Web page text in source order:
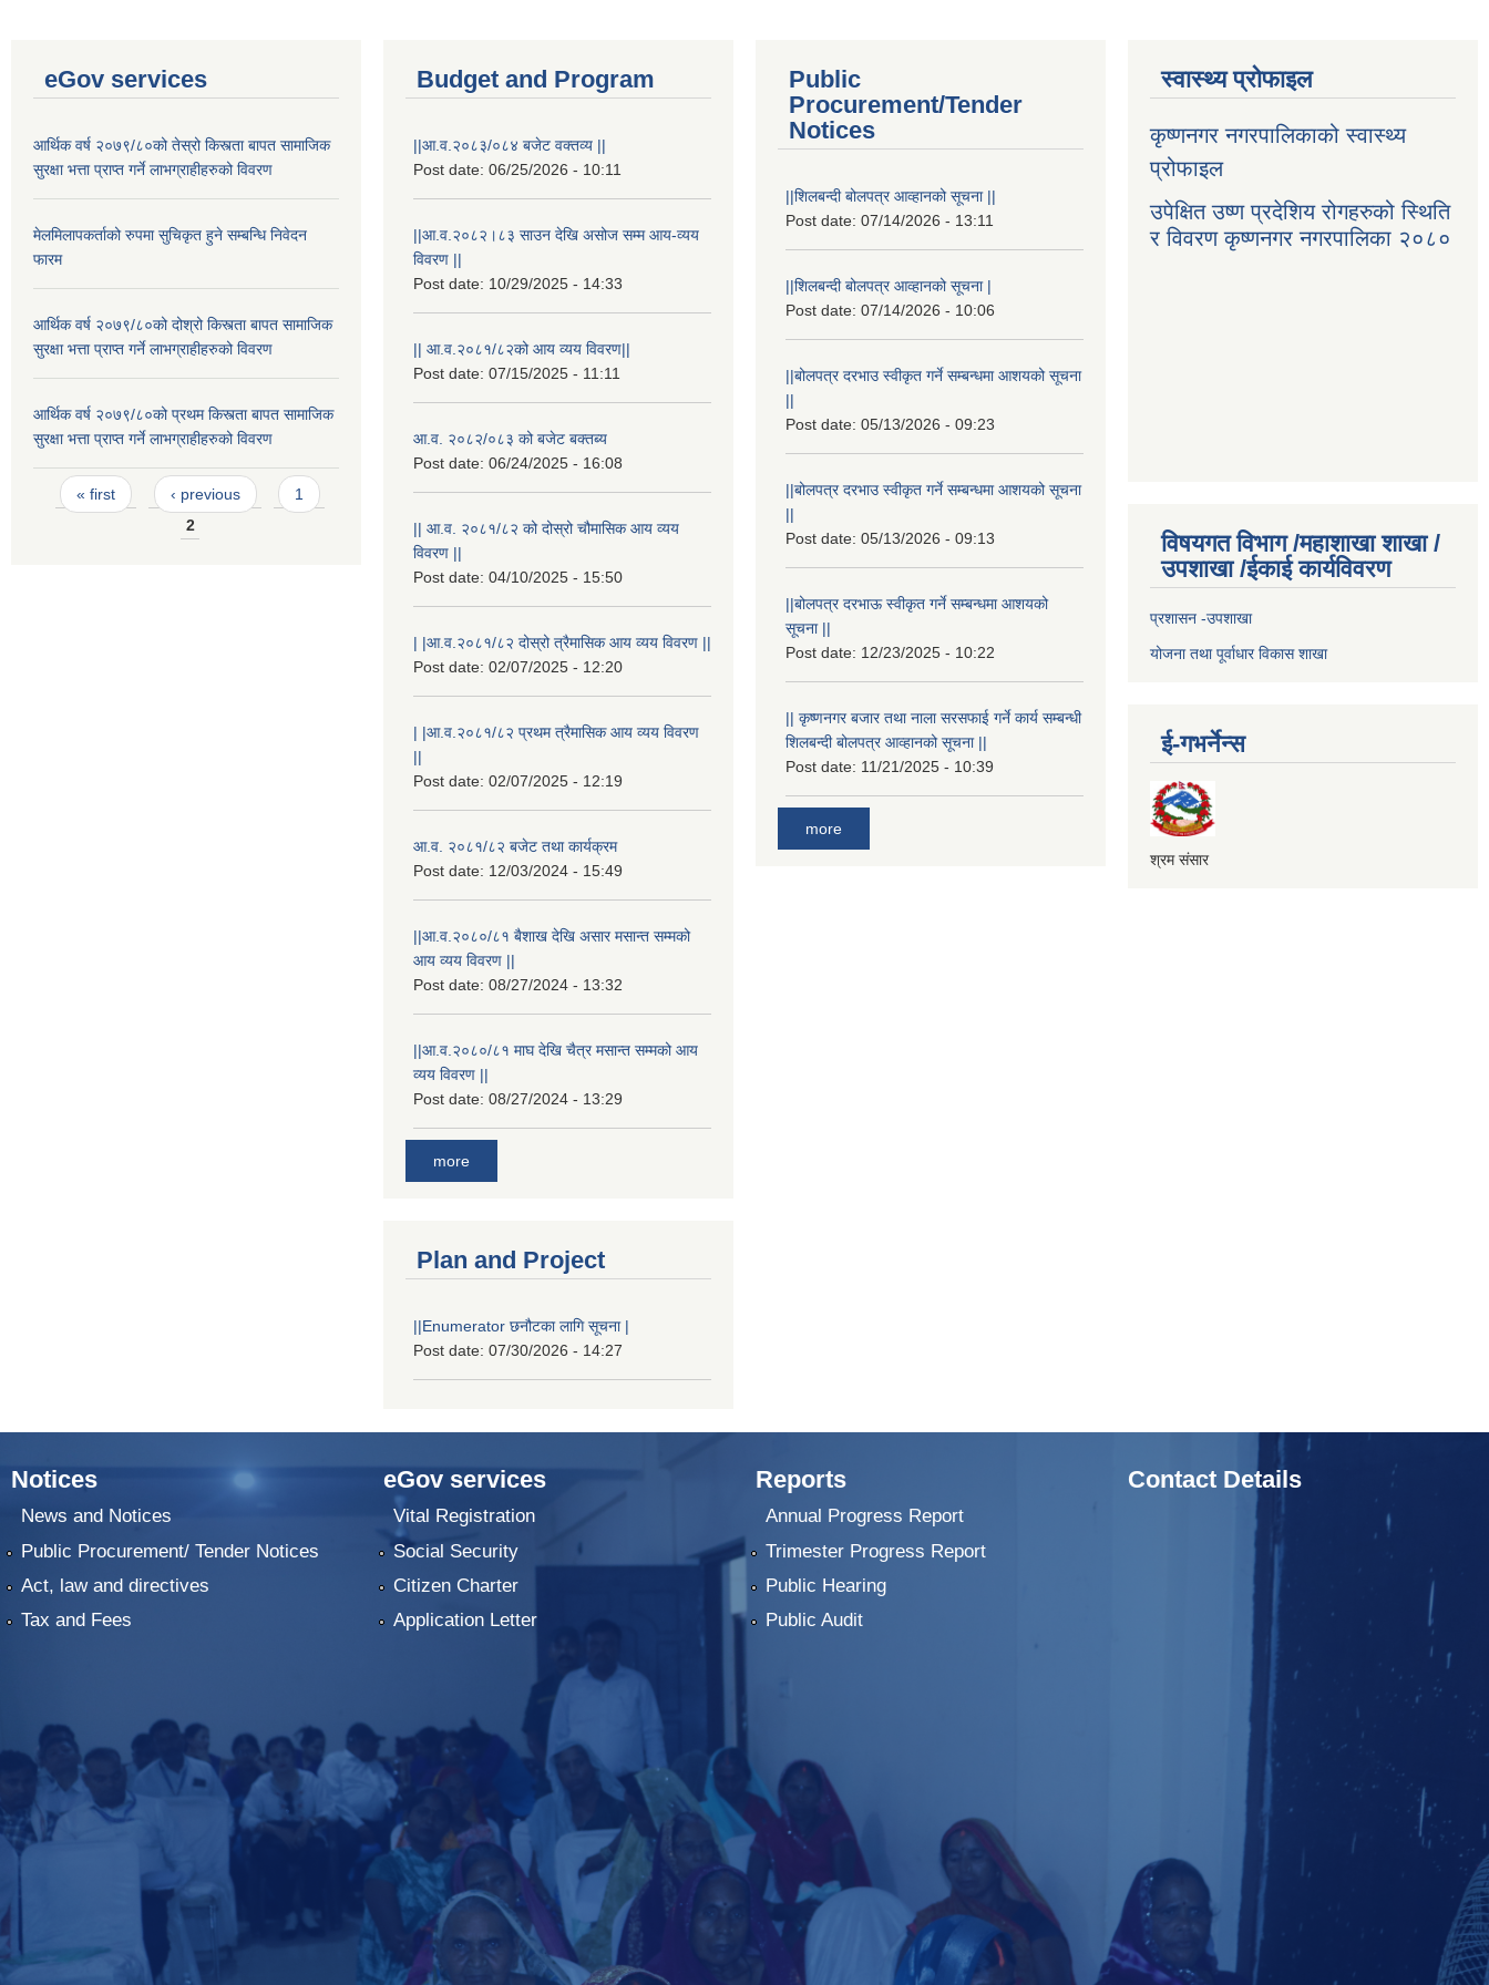
eGov services
आर्थिक वर्ष २०७९/८०को तेस्रो किस्त्ता बापत सामाजिक
सुरक्षा भत्ता प्राप्त गर्ने लाभग्राहीहरुको विवरण
मेलमिलापकर्ताको रुपमा सुचिकृत हुने सम्बन्धि निवेदन
फारम
आर्थिक वर्ष २०७९/८०को दोश्रो किस्त्ता बापत सामाजिक
सुरक्षा भत्ता प्राप्त गर्ने लाभग्राहीहरुको विवरण
आर्थिक वर्ष २०७९/८०को प्रथम किस्त्ता बापत सामाजिक
सुरक्षा भत्ता प्राप्त गर्ने लाभग्राहीहरुको विवरण
Pages
« first ‹ previous
1
2
Budget and Program
||आ.व.२०८३/०८४ बजेट वक्तव्य ||
Post date: 06/25/2026 - 10:11
||आ.व.२०८२।८३ साउन देखि असोज सम्म आय-व्यय
विवरण ||
Post date: 10/29/2025 - 14:33
|| आ.व.२०८१/८२को आय व्यय विवरण||
Post date: 07/15/2025 - 11:11
आ.व. २०८२/०८३ को बजेट बक्तब्य
Post date: 06/24/2025 - 16:08
|| आ.व. २०८१/८२ को दोस्रो चौमासिक आय व्यय
विवरण ||
Post date: 04/10/2025 - 15:50
| |आ.व.२०८१/८२ दोस्रो त्रैमासिक आय व्यय विवरण ||
Post date: 02/07/2025 - 12:20
| |आ.व.२०८१/८२ प्रथम त्रैमासिक आय व्यय विवरण
||
Post date: 02/07/2025 - 12:19
आ.व. २०८१/८२ बजेट तथा कार्यक्रम
Post date: 12/03/2024 - 15:49
||आ.व.२०८०/८१ बैशाख देखि असार मसान्त सम्मको
आय व्यय विवरण ||
Post date: 08/27/2024 - 13:32
||आ.व.२०८०/८१ माघ देखि चैत्र मसान्त सम्मको आय
व्यय विवरण ||
Post date: 08/27/2024 - 13:29
more
Plan and Project
||Enumerator छनौटका लागि सूचना |
Post date: 07/30/2026 - 14:27
Public
Procurement/Tender
Notices
||शिलबन्दी बोलपत्र आव्हानको सूचना ||
Post date: 07/14/2026 - 13:11
||शिलबन्दी बोलपत्र आव्हानको सूचना |
Post date: 07/14/2026 - 10:06
||बोलपत्र दरभाउ स्वीकृत गर्ने सम्बन्धमा आशयको सूचना
||
Post date: 05/13/2026 - 09:23
||बोलपत्र दरभाउ स्वीकृत गर्ने सम्बन्धमा आशयको सूचना
||
Post date: 05/13/2026 - 09:13
||बोलपत्र दरभाऊ स्वीकृत गर्ने सम्बन्धमा आशयको
सूचना ||
Post date: 12/23/2025 - 10:22
|| कृष्णनगर बजार तथा नाला सरसफाई गर्ने कार्य सम्बन्धी
शिलबन्दी बोलपत्र आव्हानको सूचना ||
Post date: 11/21/2025 - 10:39
more
स्वास्थ्य प्रोफाइल
कृष्णनगर नगरपालिकाको स्वास्थ्य
प्रोफाइल
उपेक्षित उष्ण प्रदेशिय रोगहरुको स्थिति
र विवरण कृष्णनगर नगरपालिका २०८०
विषयगत विभाग /महाशाखा शाखा /
उपशाखा /ईकाई कार्यविवरण
प्रशासन -उपशाखा
योजना तथा पूर्वाधार विकास शाखा
ई-गभर्नेन्स
श्रम संसार
Notices
News and Notices
Public Procurement/ Tender Notices
Act, law and directives
Tax and Fees
eGov services
Vital Registration
Social Security
Citizen Charter
Application Letter
Reports
Annual Progress Report
Trimester Progress Report
Public Hearing
Public Audit
Contact Details